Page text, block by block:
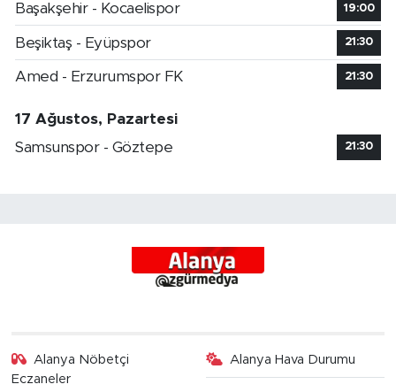
Başakşehir - Kocaelispor
19:00
Beşiktaş - Eyüpspor 21:30
Amed - Erzurumspor FK 21:30
17 Ağustos, Pazartesi
Samsunspor - Göztepe
21:30
Alanya Nöbetçi
Eczaneler
Alanya Hava Durumu